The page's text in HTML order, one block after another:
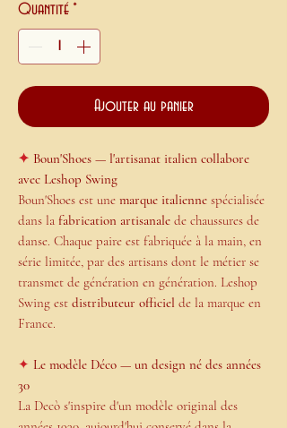
Quantité *
Ajouter au panier
✦ Boun'Shoes — l'artisanat italien collabore
avec Leshop Swing
Boun'Shoes est une marque italienne spécialisée
dans la fabrication artisanale de chaussures de
danse. Chaque paire est fabriquée à la main, en
série limitée, par des artisans dont le métier se
transmet de génération en génération. Leshop
Swing est distributeur officiel de la marque en
France.
✦ Le modèle Déco — un design né des années
30
La Decò s'inspire d'un modèle original des